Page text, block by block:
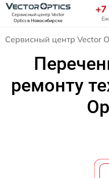
Сервисный центр Vector
Opticsв Новосибирске
Сервисный центр Vector
ремонту